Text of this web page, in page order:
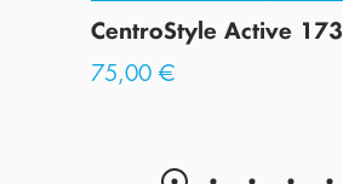
CentroStyle Active 173
75,00 €